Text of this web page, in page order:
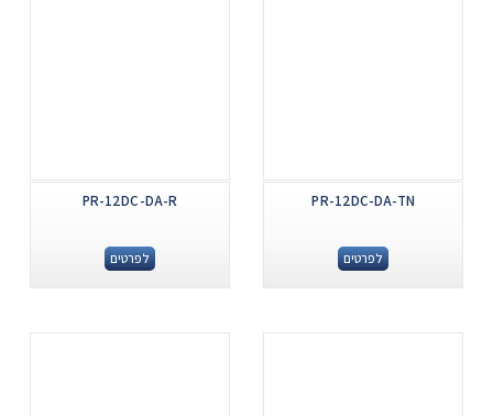
PR-12DC-DA-TN
לפרטים
PR-12DC-DA-R
לפרטים